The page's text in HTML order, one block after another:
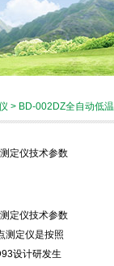
> BD-002DZ全自动低温闭口闪点测定仪技术参数
定仪技术参数
定仪技术参数
测定仪是按照
设计研发生